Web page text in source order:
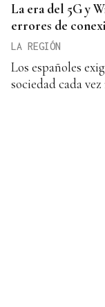
La era del 5G y
errores de
LA REGIÓN
Los españoles
sociedad cada